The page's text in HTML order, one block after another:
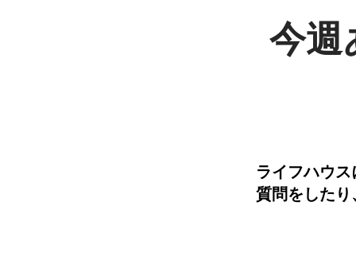
今
ライフハウ
質問をした